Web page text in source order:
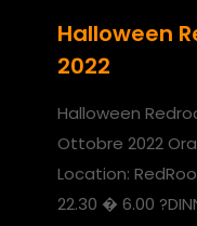
Halloween
2022
Halloween
Ottobre 2022
Location:
22.30 � 6.00